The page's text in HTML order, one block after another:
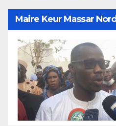
Maire Keur Massar Nord